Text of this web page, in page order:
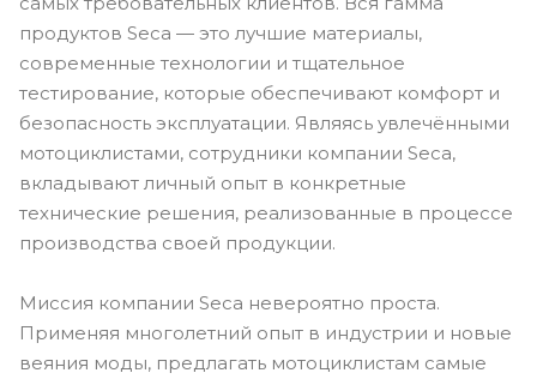
продуктов Seca — это лучшие материалы,
современные технологии и тщательное
тестирование, которые обеспечивают комфорт и
безопасность эксплуатации. Являясь увлечёнными
мотоциклистами, сотрудники компании Seca,
вкладывают личный опыт в конкретные
технические решения, реализованные в процессе
производства своей продукции.
Миссия компании Seca невероятно проста.
Применяя многолетний опыт в индустрии и новые
веяния моды, предлагать мотоциклистам самые